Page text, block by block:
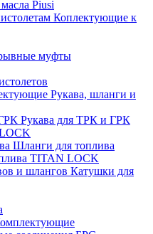
Piusi
Коплектующие к
муфты
Рукава, шланги и
Рукава для ТРК и ГРК
Шланги для топлива
TITAN LOCK
Катушки для